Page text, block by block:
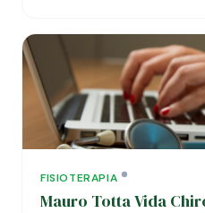
FISIOTERAPIA
Mauro Totta Vida